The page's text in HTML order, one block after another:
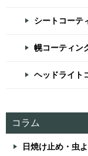
シートコーテ
幌コーティン
ヘッドライト
コラム
日焼け止め・虫